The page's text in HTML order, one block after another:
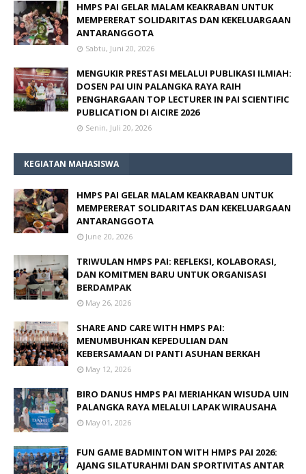
HMPS PAI GELAR MALAM KEAKRABAN UNTUK
MEMPERERAT SOLIDARITAS DAN KEKELUARGAAN
ANTARANGGOTA
Sabtu, Juni 20, 2026
MENGUKIR PRESTASI MELALUI PUBLIKASI ILMIAH:
DOSEN PAI UIN PALANGKA RAYA RAIH
PENGHARGAAN TOP LECTURER IN PAI SCIENTIFIC
PUBLICATION DI AICIRE 2026
Senin, Juli 20, 2026
KEGIATAN MAHASISWA
HMPS PAI GELAR MALAM KEAKRABAN UNTUK
MEMPERERAT SOLIDARITAS DAN KEKELUARGAAN
ANTARANGGOTA
June 20, 2026
TRIWULAN HMPS PAI: REFLEKSI, KOLABORASI,
DAN KOMITMEN BARU UNTUK ORGANISASI
BERDAMPAK
May 26, 2026
SHARE AND CARE WITH HMPS PAI:
MENUMBUHKAN KEPEDULIAN DAN
KEBERSAMAAN DI PANTI ASUHAN BERKAH
May 12, 2026
BIRO DANUS HMPS PAI MERIAHKAN WISUDA UIN
PALANGKA RAYA MELALUI LAPAK WIRAUSAHA
May 01, 2026
FUN GAME BADMINTON WITH HMPS PAI 2026:
AJANG SILATURAHMI DAN SPORTIVITAS ANTAR